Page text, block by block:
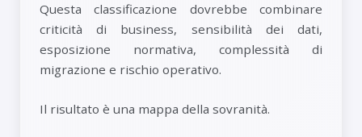
Questa classificazione dovrebbe combinare
criticità di business, sensibilità dei dati,
esposizione normativa, complessità di
migrazione e rischio operativo.
Il risultato è una mappa della sovranità.